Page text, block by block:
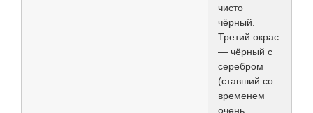
чисто
чёрный.
Третий окрас
— чёрный с
серебром
(ставший со
временем
очень